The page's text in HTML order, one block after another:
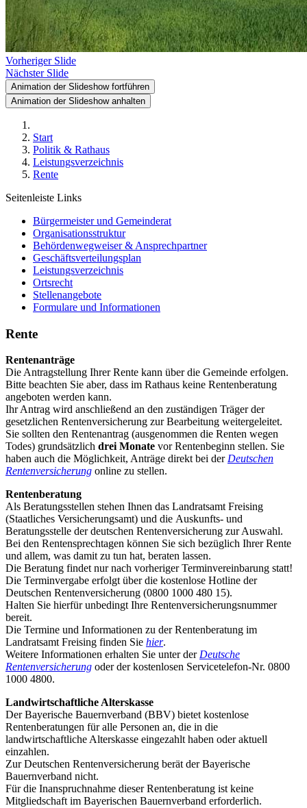
Vorheriger Slide
Nächster Slide
Animation der Slideshow fortführen
Animation der Slideshow anhalten
Start
Politik & Rathaus
Leistungsverzeichnis
Rente
Seitenleiste Links
Bürgermeister und Gemeinderat
Organisationsstruktur
Behördenwegweiser & Ansprechpartner
Geschäftsverteilungsplan
Leistungsverzeichnis
Ortsrecht
Stellenangebote
Formulare und Informationen
Rente
Rentenanträge
Die Antragstellung Ihrer Rente kann über die Gemeinde erfolgen.
Bitte beachten Sie aber, dass im Rathaus keine Rentenberatung
angeboten werden kann.
Ihr Antrag wird anschließend an den zuständigen Träger der
gesetzlichen Rentenversicherung zur Bearbeitung weitergeleitet.
Sie sollten den Rentenantrag (ausgenommen die Renten wegen
Todes) grundsätzlich drei Monate vor Rentenbeginn stellen. Sie
haben auch die Möglichkeit, Anträge direkt bei derDeutschen
Rentenversicherung online zu stellen.
Rentenberatung
Als Beratungsstellen stehen Ihnen das Landratsamt Freising
(Staatliches Versicherungsamt) und die Auskunfts- und
Beratungsstelle der deutschen Rentenversicherung zur Auswahl.
Bei den Rentensprechtagen können Sie sich bezüglich Ihrer Rente
und allem, was damit zu tun hat, beraten lassen.
Die Beratung findet nur nach vorheriger Terminvereinbarung statt!
Die Terminvergabe erfolgt über die kostenlose Hotline der
Deutschen Rentenversicherung (0800 1000 480 15).
Halten Sie hierfür unbedingt Ihre Rentenversicherungsnummer
bereit.
Die Termine und Informationen zu der Rentenberatung im
Landratsamt Freising finden Sie hier.
Weitere Informationen erhalten Sie unter derDeutsche
Rentenversicherung oder der kostenlosen Servicetelefon-Nr. 0800
1000 4800.
Landwirtschaftliche Alterskasse
Der Bayerische Bauernverband (BBV) bietet kostenlose
Rentenberatungen für alle Personen an, die in die
landwirtschaftliche Alterskasse eingezahlt haben oder aktuell
einzahlen.
Zur Deutschen Rentenversicherung berät der Bayerische
Bauernverband nicht.
Für die Inanspruchnahme dieser Rentenberatung ist keine
Mitgliedschaft im Bayerischen Bauernverband erforderlich.